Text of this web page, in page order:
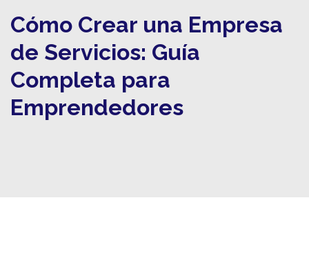
Cómo Crear una Empresa
de Servicios: Guía
Completa para
Emprendedores